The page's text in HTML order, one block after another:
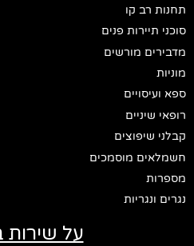
תחנות רב קו
סוכני תיירות פנים
מדבירים מורשים
מוניות
ספא ועיסויים
רופאי שיניים
קבלני שיפוצים
חשמלאים מוסמכים
מספרות
נגרים ונגריות
על שירות